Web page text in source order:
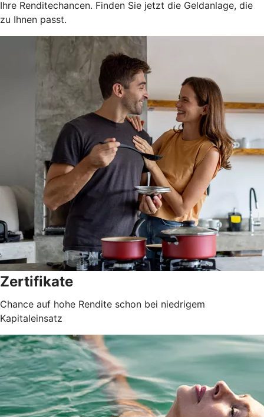
Ihre Renditechancen. Finden Sie jetzt die Geldanlage, die
zu Ihnen passt.
Zertifikate
Chance auf hohe Rendite schon bei niedrigem
Kapitaleinsatz